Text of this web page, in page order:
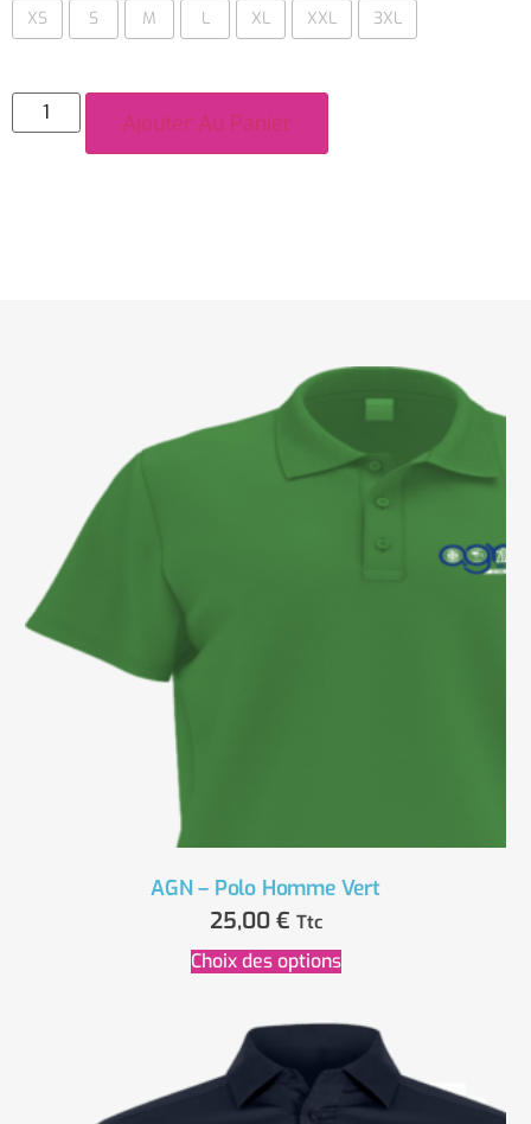
XS S M L XL XXL 3XL
Ajouter Au Panier
AGN – Polo Homme Vert
25,00 € Ttc
Choix des options